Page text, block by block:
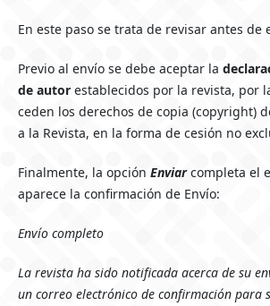
En este paso se trata de revisar antes de
Previo al envío se debe aceptar la
de autor establecidos por la revista, por
ceden los derechos de copia (copyright)
a la Revista, en la forma de cesión no
Finalmente, la opción Enviarcompleta el
aparece la confirmación de Envío:
Envío completo
La revista ha sido notificada acerca de su
un correo electrónico de confirmación para